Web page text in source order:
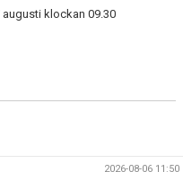
klockan 09.30
2026-08-06 11:50